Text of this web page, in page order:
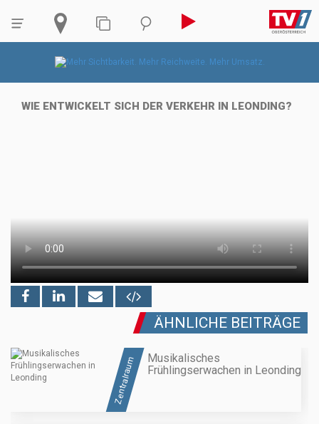
WIE ENTWICKELT SICH DER VERKEHR IN LEONDING?
ÄHNLICHE BEITRÄGE
Zentralraum
Musikalisches
Frühlingserwachen in Leonding